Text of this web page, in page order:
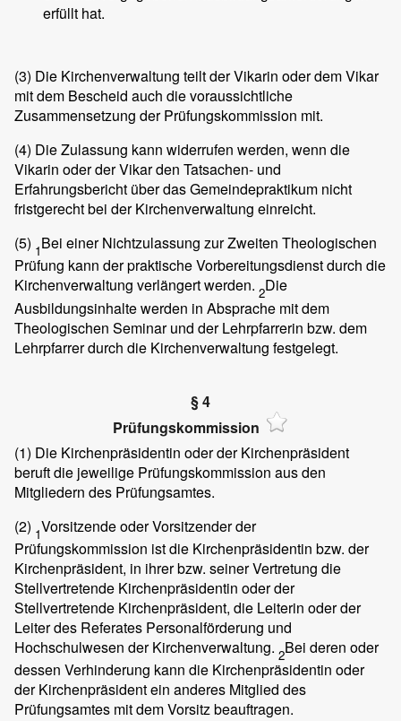
erfüllt hat.
(3) Die Kirchenverwaltung teilt der Vikarin oder dem Vikar
mit dem Bescheid auch die voraussichtliche
Zusammensetzung der Prüfungskommission mit.
(4) Die Zulassung kann widerrufen werden, wenn die
Vikarin oder der Vikar den Tatsachen- und
Erfahrungsbericht über das Gemeindepraktikum nicht
fristgerecht bei der Kirchenverwaltung einreicht.
(5) 1Bei einer Nichtzulassung zur Zweiten Theologischen
Prüfung kann der praktische Vorbereitungsdienst durch die
Kirchenverwaltung verlängert werden. 2Die
Ausbildungsinhalte werden in Absprache mit dem
Theologischen Seminar und der Lehrpfarrerin bzw. dem
Lehrpfarrer durch die Kirchenverwaltung festgelegt.
§ 4
Prüfungskommission
(1) Die Kirchenpräsidentin oder der Kirchenpräsident
beruft die jeweilige Prüfungskommission aus den
Mitgliedern des Prüfungsamtes.
(2) 1Vorsitzende oder Vorsitzender der
Prüfungskommission ist die Kirchenpräsidentin bzw. der
Kirchenpräsident, in ihrer bzw. seiner Vertretung die
Stellvertretende Kirchenpräsidentin oder der
Stellvertretende Kirchenpräsident, die Leiterin oder der
Leiter des Referates Personalförderung und
Hochschulwesen der Kirchenverwaltung. 2Bei deren oder
dessen Verhinderung kann die Kirchenpräsidentin oder
der Kirchenpräsident ein anderes Mitglied des
Prüfungsamtes mit dem Vorsitz beauftragen.